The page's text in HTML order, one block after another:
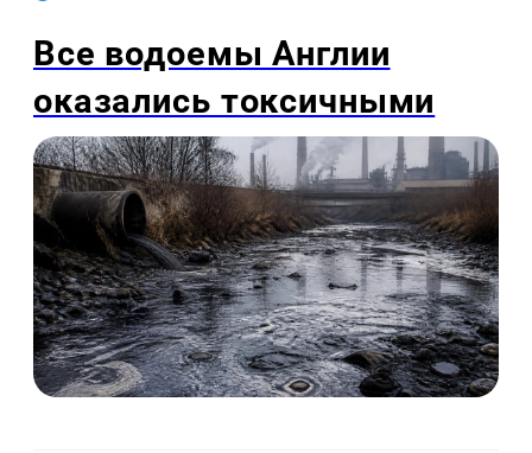
Все водоемы Англии
оказались токсичными